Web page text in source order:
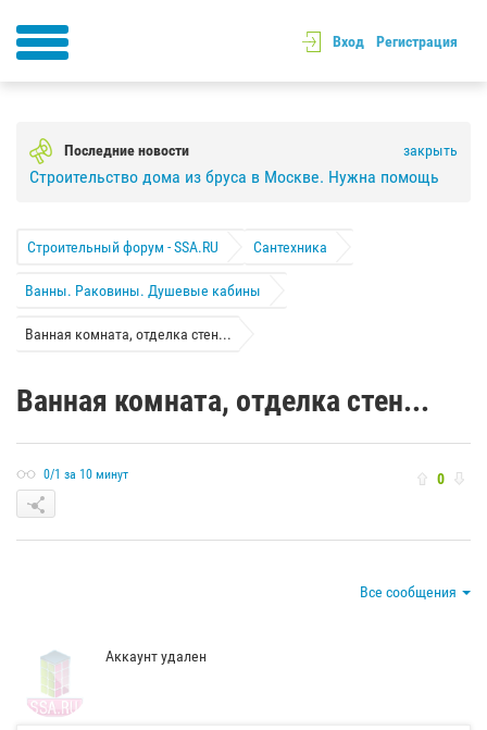
Вход Регистрация
Последние новости закрыть
Строительство дома из бруса в Москве. Нужна помощь
Строительный форум - SSA.RU Сантехника
Ванны. Раковины. Душевые кабины
Ванная комната, отделка стен...
Ванная комната, отделка стен...
0/1 за 10 минут 0
Все сообщения
Аккаунт удален